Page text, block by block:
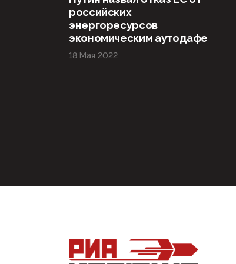
российских
энергоресурсов
экономическим аутодафе
18 Мая 2022